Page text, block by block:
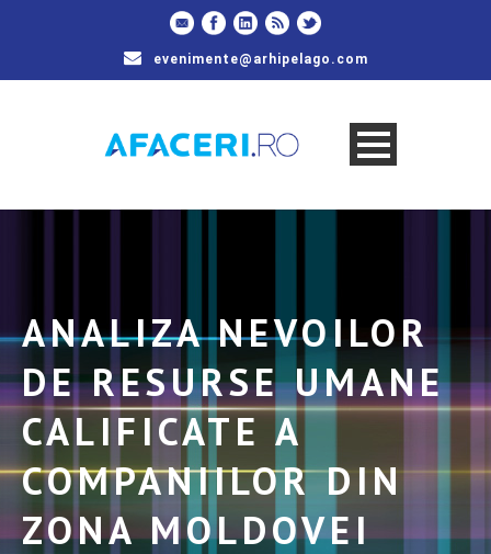
evenimente@arhipelago.com
ANALIZA NEVOILOR
DE RESURSE UMANE
CALIFICATE A
COMPANIILOR DIN
ZONA MOLDOVEI